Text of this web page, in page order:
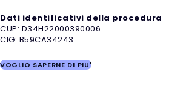
Dati identificativi della procedura
CUP: D34H22000390006
CIG: B59CA34243
VOGLIO SAPERNE DI PIU'